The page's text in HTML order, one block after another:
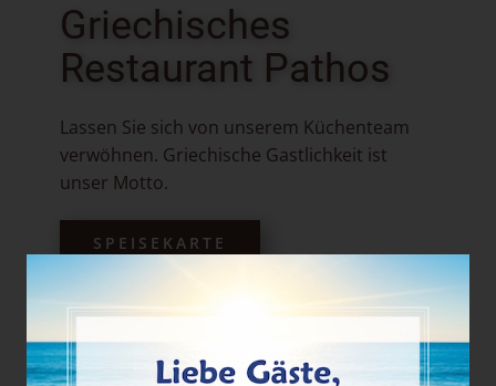
Griechisches
Restaurant Pathos
Lassen Sie sich von unserem Küchenteam
verwöhnen. Griechische Gastlichkeit ist
unser Motto.
SPEISEKARTE